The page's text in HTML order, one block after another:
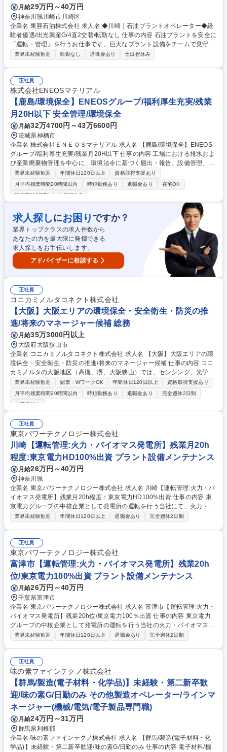
月給29万円～40万円
神奈川県川崎市川崎区
企業名 東亜石油株式会社 求人名 ◆川崎｜石油プラントオペレーター◆経
験者優遇/出光興産G/4直2交替/転勤なし 仕事の内容 石油プラントを安全に
「運転・管理」を行うお仕事です。巨大なプラント設備をチームで見守
り、異常がないかを確認しながら、安定した運転を支えます。ご経験・ご
作業が安全に行われているかの立ち合い/バルブの開け閉めなど、現場での
操作による運転調整調整 ■ ボード(操作室担当)：モニター画面で温度・圧
力・流量などをチェック/PC操作による運転状況の調整/無線を使って、現
場にいるフィールドマンへ指示・連絡 募集職種 ◆川崎｜石油プラントオ
ペレーター◆経験者優遇/出光興産G/4直2交替/転勤なし
業界未経験歓迎 転勤なし 退職金あり 土日祝休み
正社員
株式会社ENEOSマテリアル
【鹿島/環境保全】ENEOSグループ/福利厚生充実/残業
月20H以下 安全管理/環境保全
月給32万4700円～43万6600円
茨城県神栖市
企業名 株式会社ＥＮＥＯＳマテリアル 求人名 【鹿島/環境保全】ENEOS
グループ/福利厚生充実/残業月20H以下 仕事の内容 工場における排水およ
び産業廃棄物管理を中心に、環境法令に基づく届出・報告、設備管理、行
政対応など、環境コンプライアンス全般を担当いただきます。また、一部
ISO14001の事務局運営も携わっていただきます。 【業務詳細】■産業廃
棄物の搬出・分別・保管などに関する管理全般■工場排水の水質測定・デ
ータ提出（大気関連：月次・年次）■漏洩事故等の環境トラブル発生時の
報告および再発防止策の対応■ISO14001事務局業務（マネジメントシステ
ム運営の基礎対応）■環境関連法令および社内ルールの遵守推進・改善活
動 募集職種 【鹿島/環境保全】ENEOSグループ/福利厚生充実/残業月20H
以下
業界未経験歓迎 年間休日120日以上
資格取得支援あり
月平均残業時間20時間以内
時短勤務あり 退職金あり
在宅OK
完全週休2日制
土日祝休み
求人探しにお困り ですか？
業界トップクラスの求人件数から
あなたの力を最大限に発揮できる
求人探しをお手伝いします。
アドバイザーに相談する
正社員
コニカミノルタコネクト株式会社
【大阪】大阪エリアの環境保全・安全衛生・防災の推
進/将来のマネージャー候補 総務
月給35万3000円以上
大阪府大阪狭山市
企業名 コニカミノルタコネクト株式会社 求人名 【大阪】大阪エリアの環
境保全・安全衛生・防災の推進/将来のマネージャー候補 仕事の内容 コニ
カミノルタの大阪地区（高槻、堺、大阪狭山）では、センシング、光学コ
ンポーネント事業の研究開発、生産、販売の事業を展開しています。その
中で、事業所全体の環境・安全・防災の管理業務を担当しています。 ■環
境管理の維持、向上、リスク軽減活動（ISO14001に基づく活動） ■環境
防災の維持、向上を目的とした各種施策の企画・運営（安全衛生教育・啓
蒙、安全対策アセスメント、巡視）■メンバーマネジメント ■安全衛生・
防災に関する、各種順法対応（労働安全衛生法：届出対応、順法チェック
ほか）■労働災害発生時の処理、再発防止対応 募集職種 【大阪】大阪エリ
アの環境保全・安全衛生・防災の推進/将来のマネージャー候補
業界未経験歓迎 副業・WワークOK 年間休日120日以上
資格取得支援あり
月平均残業時間20時間以内
時短勤務あり 退職金あり
完全週休2日制
土日祝休み
正社員
東京パワーテクノロジー株式会社
川崎【運転管理:火力・バイオマス発電所】残業月20h
程度:東京電力HD100%出資 プラント設備メンテナンス
月給26万円～40万円
神奈川県
企業名 東京パワーテクノロジー株式会社 求人名 川崎【運転管理:火力・バ
イオマス発電所】残業月20h程度：東京電力HD100%出資 仕事の内容 東
京電力グループの中核企業として発電所の運転を行う当社にて、火力・バ
イオマス等の発電設備の運転管理（水処理）業務をお任せします。常に安
末永く働ける環境を整えており、今期に入り残業を2割ほど減らし、来期
はさらに2割の低減を目指しています。有休も取得しやすく、産休・育休
を経た社員もほとんどが復帰しています。長期的にスキルを磨きながら活
躍したい方にはマッチした環境です。 募集職種 川崎【運転管理:火力・バ
イオマス発電所】残業月20h程度：東京電力HD100%出資
業界未経験歓迎 年間休日120日以上 退職金あり 完全週休2日制
正社員
東京パワーテクノロジー株式会社
富津市【運転管理:火力・バイオマス発電所】残業20h
位/東京電力100%出資 プラント設備メンテナンス
月給26万円～40万円
千葉県富津市
企業名 東京パワーテクノロジー株式会社 求人名 富津市【運転管理:火力・
バイオマス発電所】残業20h位/東京電力100％出資 仕事の内容 東京電力
グループの中核企業として発電所の運転を行う当社の火力・バイオマス等
の発電設備の運転管理：水処理業務を担当。安定した電力を供給する火力
を2割ほど減らし、来期はさらに2割の低減を目指しています。有休も取得
しやすく、産休・育休を経た社員もほとんどが復帰しています。長期的に
スキルを磨きながら活躍したい方にはマッチした環境です。 募集職種 富
津市【運転管理:火力・バイオマス発電所】残業20h位/東京電力100％出資
業界未経験歓迎 年間休日120日以上 退職金あり 完全週休2日制
正社員
味の素ファインテクノ株式会社
【群馬/製造(電子材料・化学品)】未経験・第二新卒歓
迎/味の素G/日勤のみ その他製造オペレーター/ラインマ
ネージャー(機械/電気/電子製品専門職)
月給24万円～31万円
群馬県利根郡
企業名 味の素ファインテクノ株式会社 求人名 【群馬/製造(電子材料・化
学品)】未経験・第二新卒歓迎/味の素G/日勤のみ 仕事の内容 電子材料/機